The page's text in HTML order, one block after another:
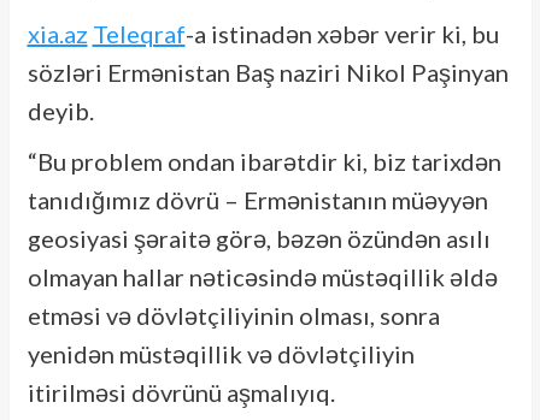
xia.az Teleqraf-a istinadən xəbər verir ki, bu
sözləri Ermənistan Baş naziri Nikol Paşinyan
deyib.
“Bu problem ondan ibarətdir ki, biz tarixdən
tanıdığımız dövrü – Ermənistanın müəyyən
geosiyasi şəraitə görə, bəzən özündən asılı
olmayan hallar nəticəsində müstəqillik əldə
etməsi və dövlətçiliyinin olması, sonra
yenidən müstəqillik və dövlətçiliyin
itirilməsi dövrünü aşmalıyıq.